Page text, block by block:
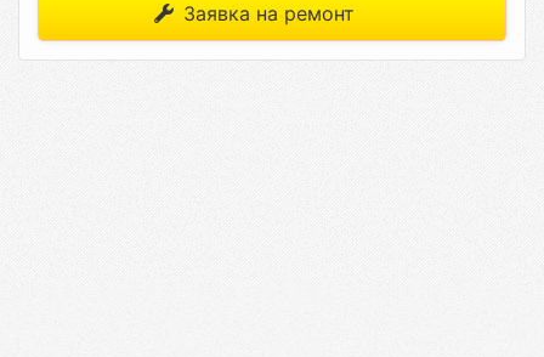
Заявка на ремонт